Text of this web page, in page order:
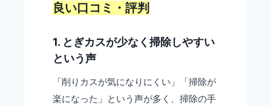
良い口コミ・評判
1. とぎカスが少なく掃除しやすい
という声
「削りカスが気になりにくい」「掃除が
楽になった」という声が多く、掃除の手